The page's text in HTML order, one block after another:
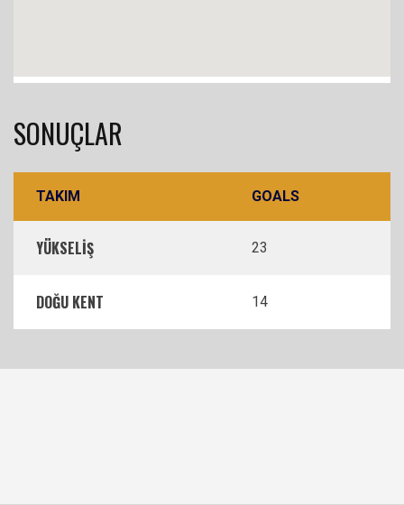
SONUÇLAR
TAKIM GOALS
YÜKSELİŞ 23
DOĞU KENT 14